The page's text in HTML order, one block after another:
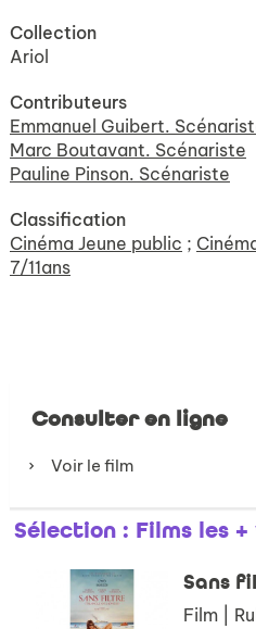
Collection
Ariol
Contributeurs
Emmanuel Guibert.
Marc Boutavant. Scénariste
Pauline Pinson. Scénariste
Classification
Cinéma Jeune public ;
7/11ans
Consulter en ligne
Voir le film
Sélection : Films les +
Sans
Film |